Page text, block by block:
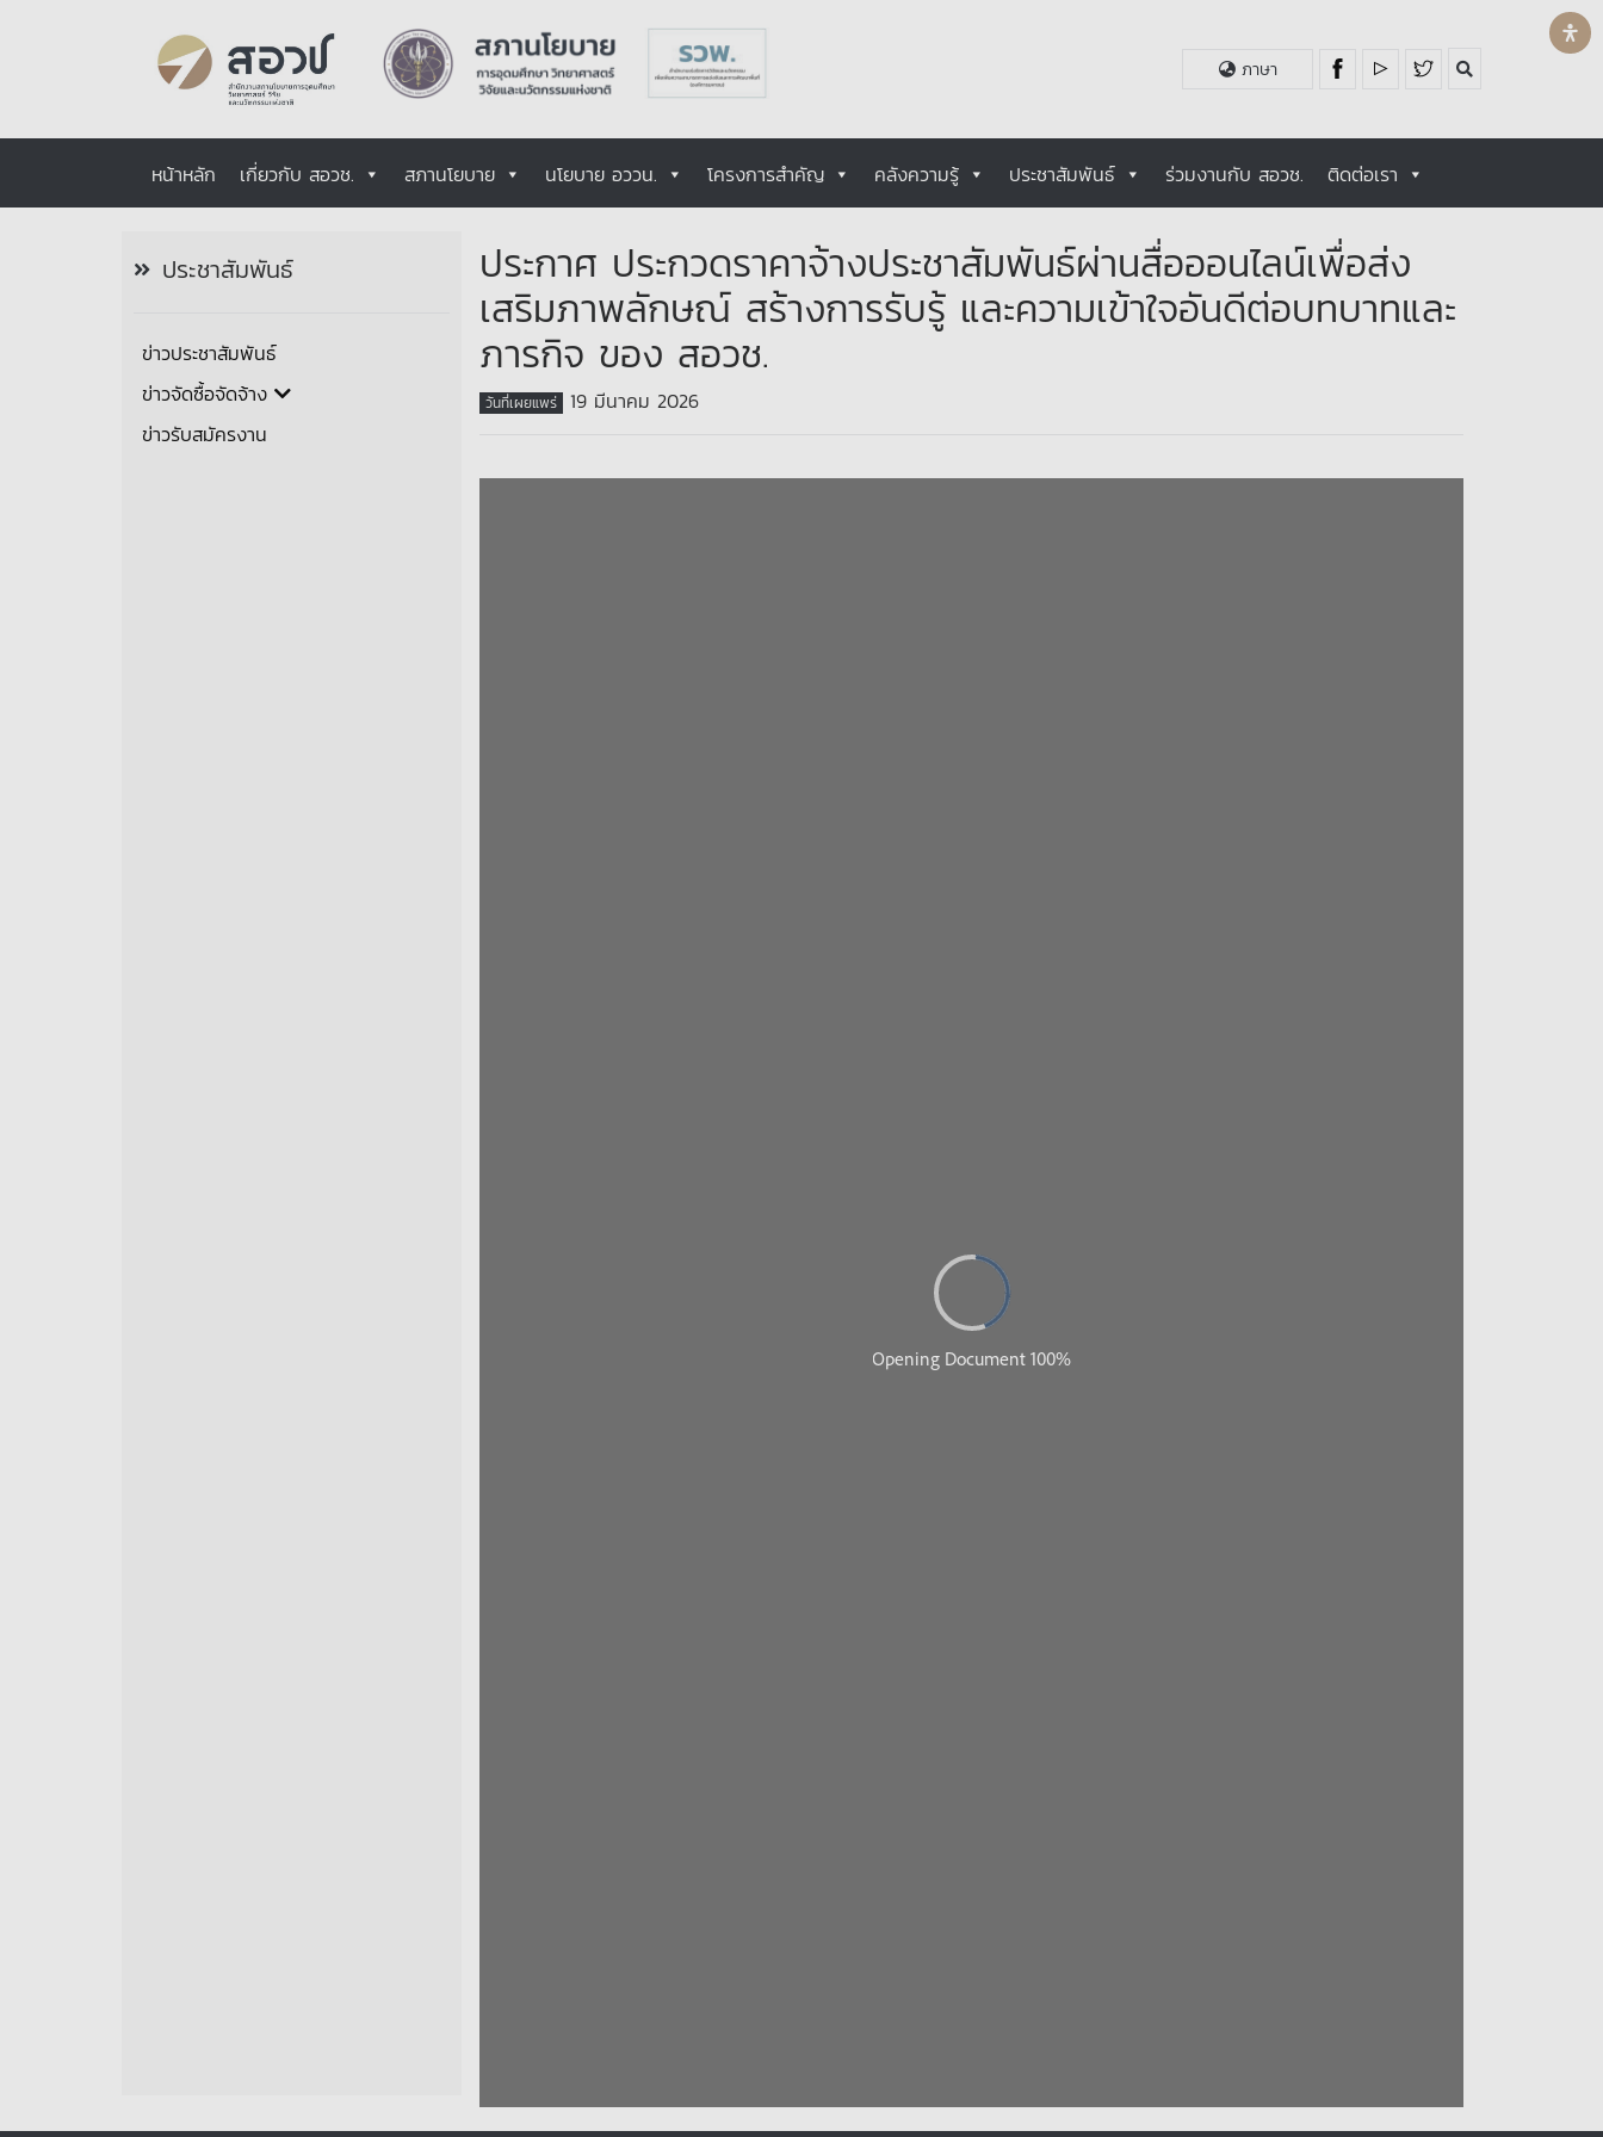
ภาษา
หน้าหลัก เกี่ยวกับ สอวช. สภานโยบาย นโยบาย อววน. โครงการสำคัญ คลังความรู้ ประชาสัมพันธ์ ร่วมงานกับ สอวช. ติดต่อเรา
ประชาสัมพันธ์
ข่าวประชาสัมพันธ์
ข่าวจัดซื้อจัดจ้าง
ข่าวรับสมัครงาน
ประกาศ ประกวดราคาจ้างประชาสัมพันธ์ผ่านสื่อออนไลน์เพื่อส่ง
เสริมภาพลักษณ์ สร้างการรับรู้ และความเข้าใจอันดีต่อบทบาทและ
ภารกิจ ของ สอวช.
วันที่เผยแพร่ 19 มีนาคม 2026